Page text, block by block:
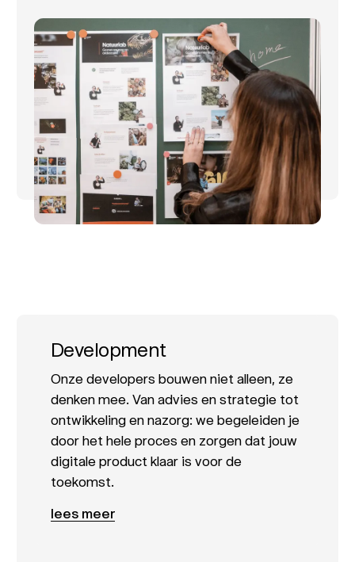
Development
Onze developers bouwen niet alleen, ze
denken mee. Van advies en strategie tot
ontwikkeling en nazorg: we begeleiden je
door het hele proces en zorgen dat jouw
digitale product klaar is voor de
toekomst.
lees meer